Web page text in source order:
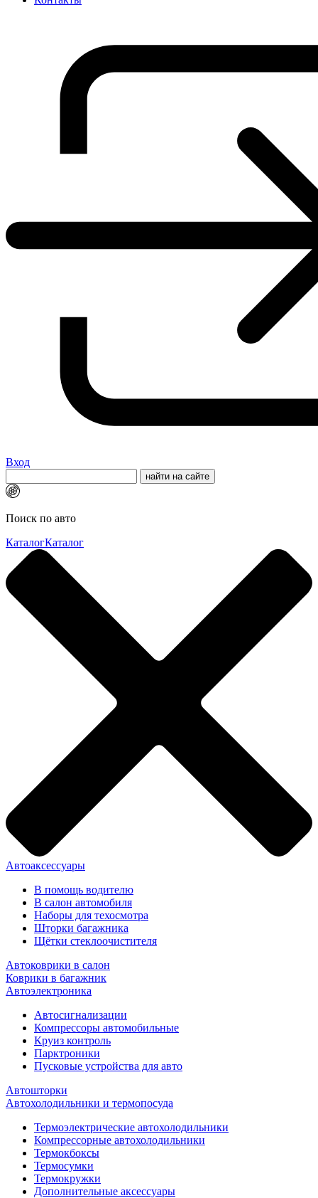
Вход
Поиск по авто
КаталогКаталог
Автоаксессуары
В помощь водителю
В салон автомобиля
Наборы для техосмотра
Шторки багажника
Щётки стеклоочистителя
Автоковрики в салон
Коврики в багажник
Автоэлектроника
Автосигнализации
Компрессоры автомобильные
Круиз контроль
Парктроники
Пусковые устройства для авто
Автошторки
Автохолодильники и термопосуда
Термоэлектрические автохолодильники
Компрессорные автохолодильники
Термокбоксы
Термосумки
Термокружки
Дополнительные аксессуары